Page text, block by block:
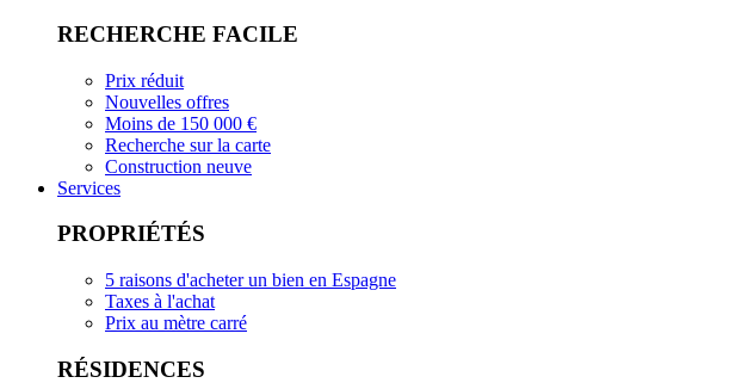
RECHERCHE FACILE
Prix réduit
Nouvelles offres
Moins de 150 000 €
Recherche sur la carte
Construction neuve
Services
PROPRIÉTÉS
5 raisons d'acheter un bien en Espagne
Taxes à l'achat
Prix au mètre carré
RÉSIDENCES